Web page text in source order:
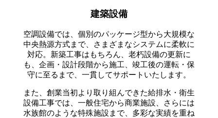
建築設備
空調設備では、個別のパッケージ型から大規模な
中央熱源方式まで、さまざまなシステムに柔軟に
対応。新築工事はもちろん、老朽設備の更新に
も、企画・設計段階から施工、竣工後の運転・保
守に至るまで、一貫してサポートいたします。
また、創業当初より取り組んできた給排水・衛生
設備工事では、一般住宅から商業施設、さらには
水族館のような特殊施設まで、多彩な実績を重ね